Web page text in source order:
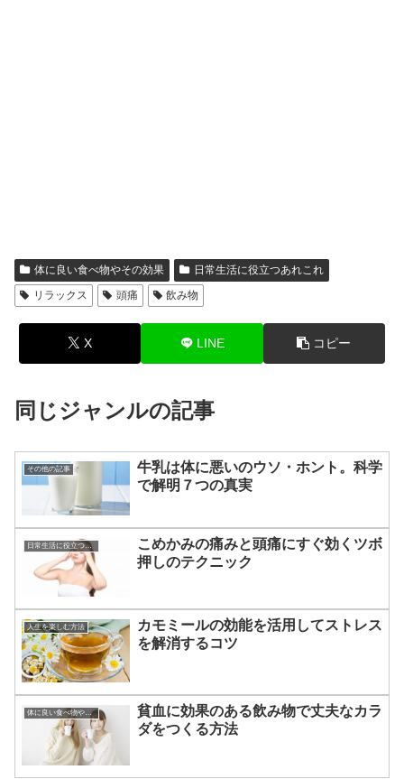
体に良い食べ物やその効果
日常生活に役立つあれこれ
リラックス
頭痛 飲み物
X LINE コピー
同じジャンルの記事
その他の記事
牛乳は体に悪いのウソ・ホント。科学
で解明７つの真実
日常生活に役立つあれこれ
こめかみの痛みと頭痛にすぐ効くツボ
押しのテクニック
人生を楽しむ方法
カモミールの効能を活用してストレス
を解消するコツ
体に良い食べ物やその効果
貧血に効果のある飲み物で丈夫なカラ
ダをつくる方法